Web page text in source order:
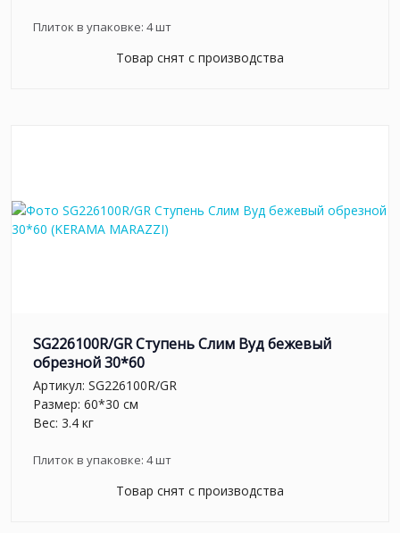
Плиток в упаковке: 4шт
Товар снят с производства
SG226100R/GR Ступень Слим Вуд бежевый
обрезной 30*60
Артикул: SG226100R/GR
Размер: 60*30 см
Вес: 3.4 кг
Плиток в упаковке: 4шт
Товар снят с производства